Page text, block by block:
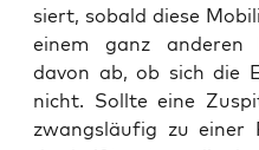
siert, sobald die­se
einem ganz
davon ab, ob sich die
nicht. Soll­te eine
zwangs­läu­fig zu einer